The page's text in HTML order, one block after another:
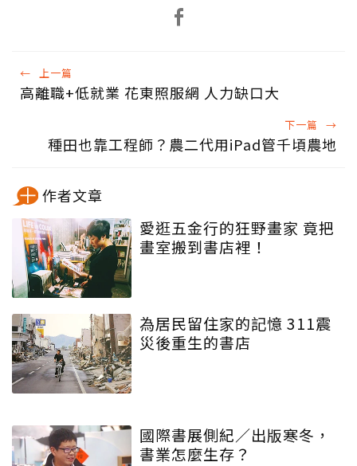
← 上一篇
高離職+低就業 花東照服網 人力缺口大
下一篇 →
種田也靠工程師？農二代用iPad管千頃農地
作者文章
愛逛五金行的狂野畫家 竟把
畫室搬到書店裡！
為居民留住家的記憶 311震
災後重生的書店
國際書展側紀／出版寒冬，
書業怎麼生存？